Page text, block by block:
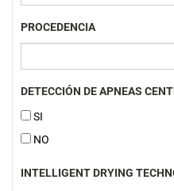
PROCEDENCIA
DETECCIÓN DE APNEAS
SI
NO
INTELLIGENT DRYING